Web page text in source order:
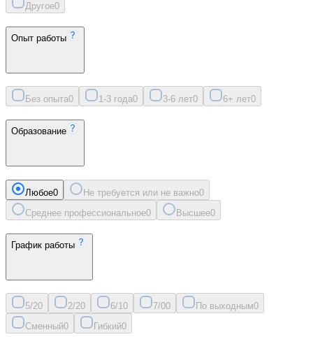
Другое0
Опыт работы
Без опыта0 1-3 года0 3-6 лет0 6+ лет0
Образование
Любое0 Не требуется или не важно0
Среднее профессиональное0 Высшее0
График работы
5/20 2/20 6/10 7/00 По выходным0
Сменный0 Гибкий0